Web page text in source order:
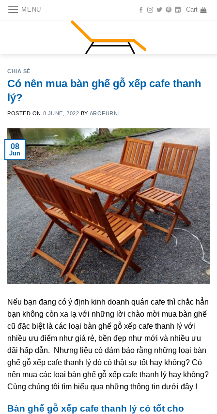
Skip
MENU Cart
CHIA SẺ
Có nên mua bàn ghế gỗ xếp cafe thanh
lý?
POSTED ON 8 JUNE, 2022 BY AROFURNI
08
Jun
Nếu bạn đang có ý định kinh doanh quán cafe thì chắc hẳn
bạn không còn xa lạ với những lời chào mời mua bàn ghế
cũ đặc biệt là các loại bàn ghế gỗ xếp cafe thanh lý với
nhiều ưu điểm như giá rẻ, bền đẹp như mới và nhiều ưu
đãi hấp dẫn. Nhưng liệu có đảm bảo rằng những loại bàn
ghế gỗ xếp cafe thanh lý đó có thật sự tốt hay không? Có
nên mua các loại bàn ghế gỗ xếp cafe thanh lý hay không?
Cùng chúng tôi tìm hiểu qua những thông tin dưới đây !
Bàn ghế gỗ xếp cafe thanh lý có tốt cho